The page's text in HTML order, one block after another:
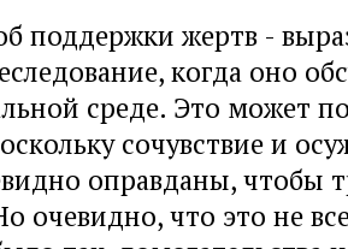
поддержки жертв -
когда оно
среде. Это может
сочувствие и
оправданы, чтобы
очевидно, что это не